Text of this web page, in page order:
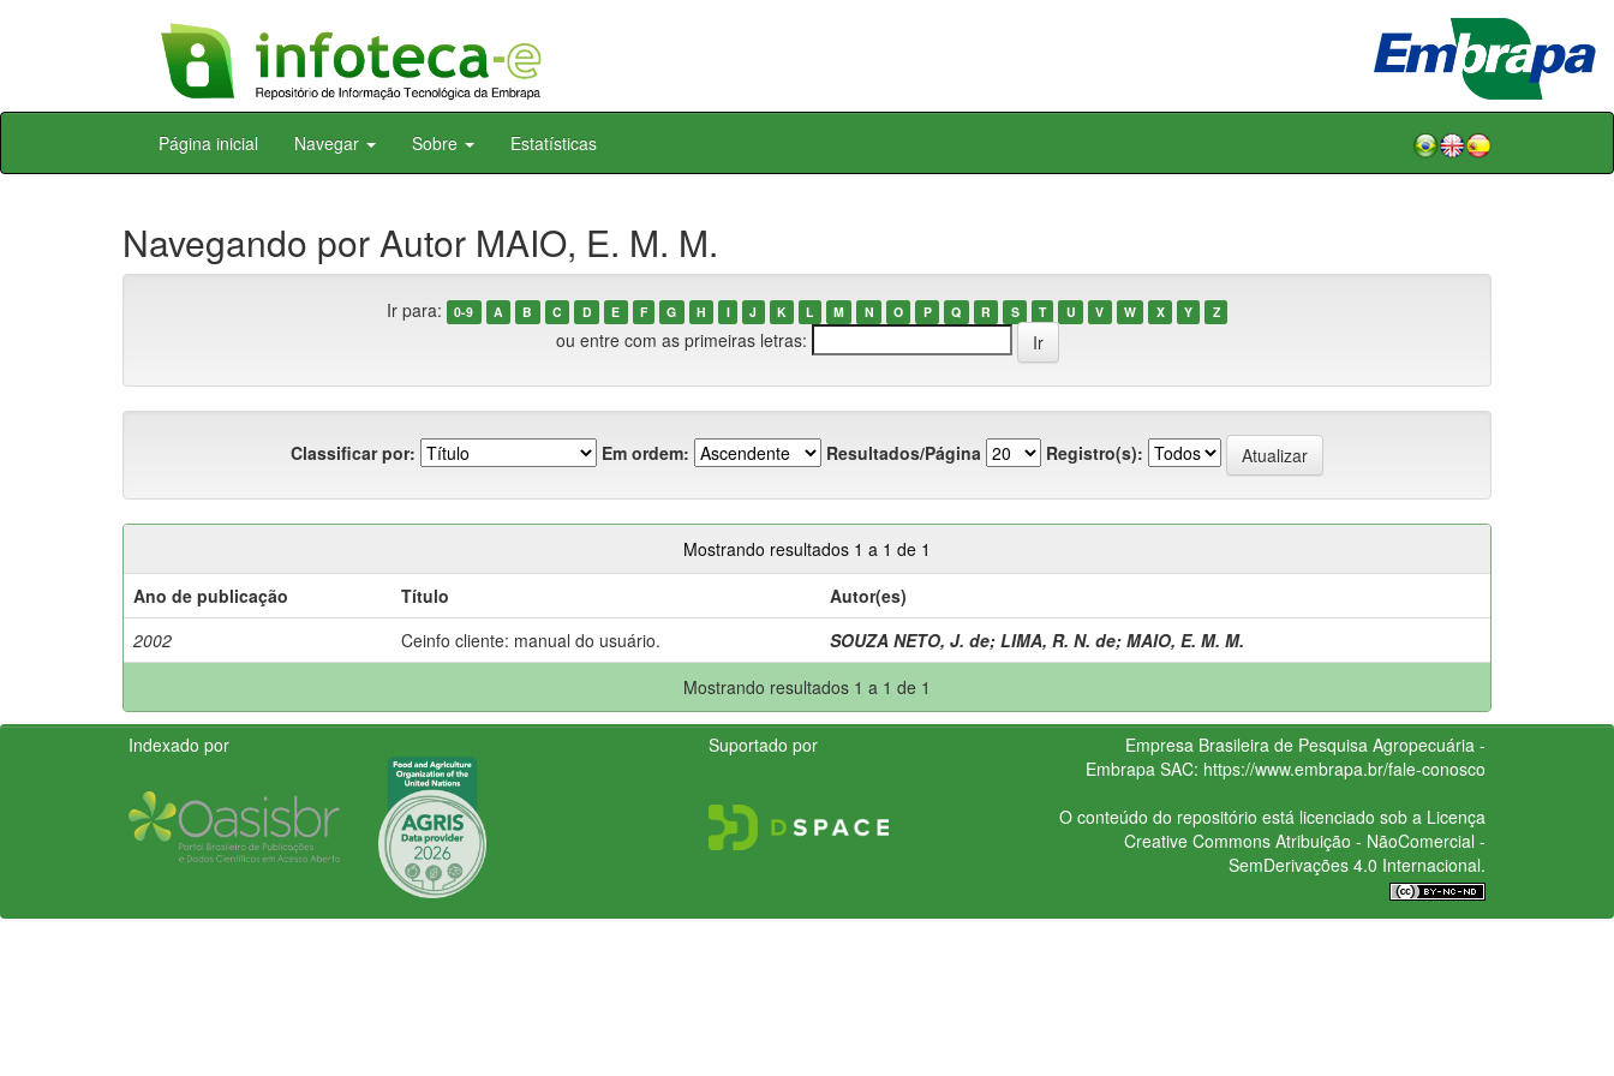
Skip
Página inicial Navegar Sobre Estatísticas
Navegando por Autor MAIO, E. M. M.
Ir para: 0-9 A B C D E F G H I J K L M N O P Q R S T U V W X Y Z
ou entre com as primeiras letras:
Classificar por: Em ordem: Resultados/Página Registro(s):
Mostrando resultados 1 a 1 de 1
Ano de publicação
Título
Autor(es)
2002
Ceinfo cliente: manual do usuário. SOUZA NETO, J. de; LIMA, R. N. de; MAIO, E. M. M.
Mostrando resultados 1 a 1 de 1
Indexado por Suportado por
Empresa Brasileira de Pesquisa Agropecuária -
Embrapa SAC: https://www.embrapa.br/fale-conosco
O conteúdo do repositório está licenciado sob a Licença
Creative CommonsAtribuição - NãoComercial -
SemDerivações 4.0 Internacional.